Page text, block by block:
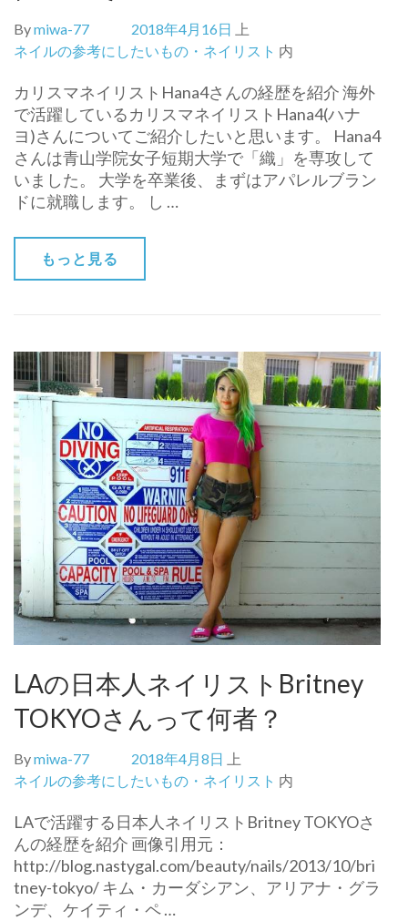
Bymiwa-77 2018年4月16日
上
ネイルの参考にしたいもの・ネイリスト 内
カリスマネイリストHana4さんの経歴を紹介 海外
で活躍しているカリスマネイリストHana4(ハナ
ヨ)さんについてご紹介したいと思います。 Hana4
さんは青山学院女子短期大学で「織」を専攻して
いました。 大学を卒業後、まずはアパレルブラン
ドに就職します。 し …
もっと見る
LAの日本人ネイリストBritney
TOKYOさんって何者？
Bymiwa-77 2018年4月8日
上
ネイルの参考にしたいもの・ネイリスト 内
LAで活躍する日本人ネイリストBritney TOKYOさ
んの経歴を紹介 画像引用元：
http://blog.nastygal.com/beauty/nails/2013/10/bri
tney-tokyo/ キム・カーダシアン、アリアナ・グラ
ンデ、ケイティ・ペ …